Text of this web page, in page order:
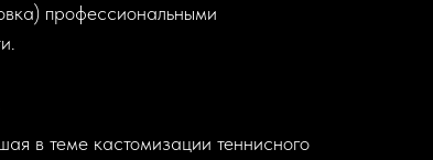
профессиональными
в теме кастомизации теннисного